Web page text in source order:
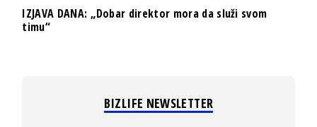
IZJAVA DANA: „Dobar direktor mora da služi svom
timu“
BIZLIFE NEWSLETTER